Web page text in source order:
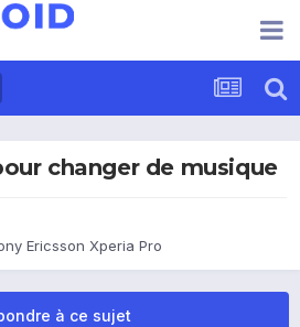
changer de musique
Ericsson Xperia Pro
à ce sujet